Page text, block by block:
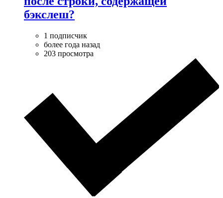
бэкслеш?
1 подписчик
более года назад
203 просмотра